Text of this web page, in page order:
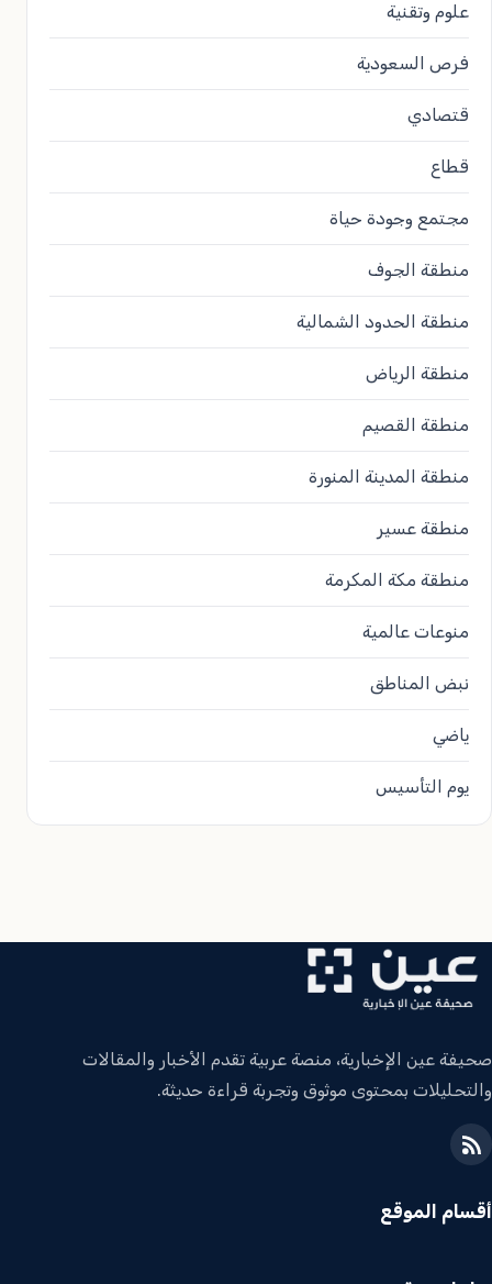
علوم وتقنية
فرص السعودية
قتصادي
قطاع
مجتمع وجودة حياة
منطقة الجوف
منطقة الحدود الشمالية
منطقة الرياض
منطقة القصيم
منطقة المدينة المنورة
منطقة عسير
منطقة مكة المكرمة
منوعات عالمية
نبض المناطق
ياضي
يوم التأسيس
صحيفة عين الإخبارية، منصة عربية تقدم الأخبار والمقالات
والتحليلات بمحتوى موثوق وتجربة قراءة حديثة.
أقسام الموقع